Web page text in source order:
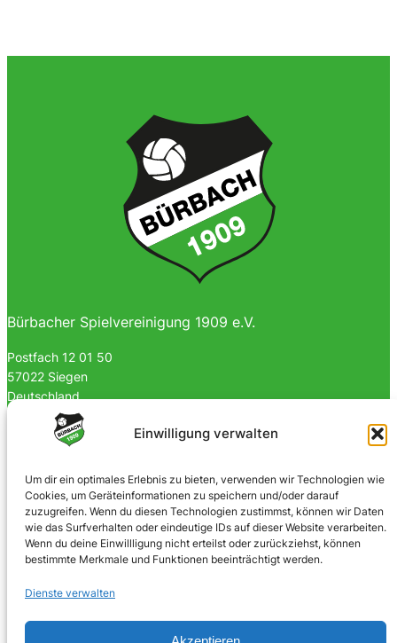
Einwilligung verwalten
Um dir ein optimales Erlebnis zu bieten, verwenden wir Technologien wie
Cookies, um Geräteinformationen zu speichern und/oder darauf
zuzugreifen. Wenn du diesen Technologien zustimmst, können wir Daten
wie das Surfverhalten oder eindeutige IDs auf dieser Website verarbeiten.
Wenn du deine Einwillligung nicht erteilst oder zurückziehst, können
bestimmte Merkmale und Funktionen beeinträchtigt werden.
Dienste verwalten
Bürbacher Spielvereinigung 1909 e.V.
Postfach 12 01 50
57022 Siegen
Deutschland
0170 4903023
SOZIALE NETZWERKE
Facebook
Instagram